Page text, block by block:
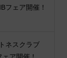
フェア開催！
ネスクラブ